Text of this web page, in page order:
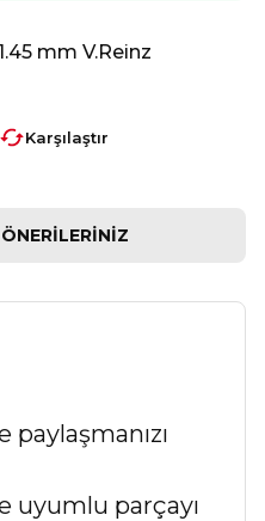
mm V.Reinz
Karşılaştır
ÖNERILERINIZ
uyumlu parçayı